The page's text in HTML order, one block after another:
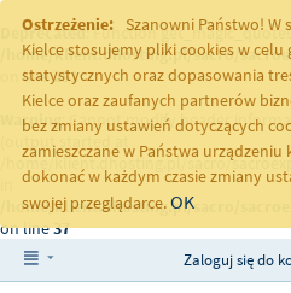
Deprecated: Function
/home/klient.dhosting.pl/sacro/
on line251
Warning: Cannot modify header
(output started at
/home/klient.dhosting.pl/sacro/
/home/klient.dhosting.pl/sacro/
on line37
Ostrzeżenie:
Szanowni Państwo!
Kielce stosujemy pliki cookies w celu
statystycznych oraz dopasowania
Kielce oraz zaufanych partnerów
bez zmiany ustawień dotyczących
zamieszczane w Państwa
dokonać w każdym czasie zmiany
swojej przeglądarce.OK
Zaloguj się do